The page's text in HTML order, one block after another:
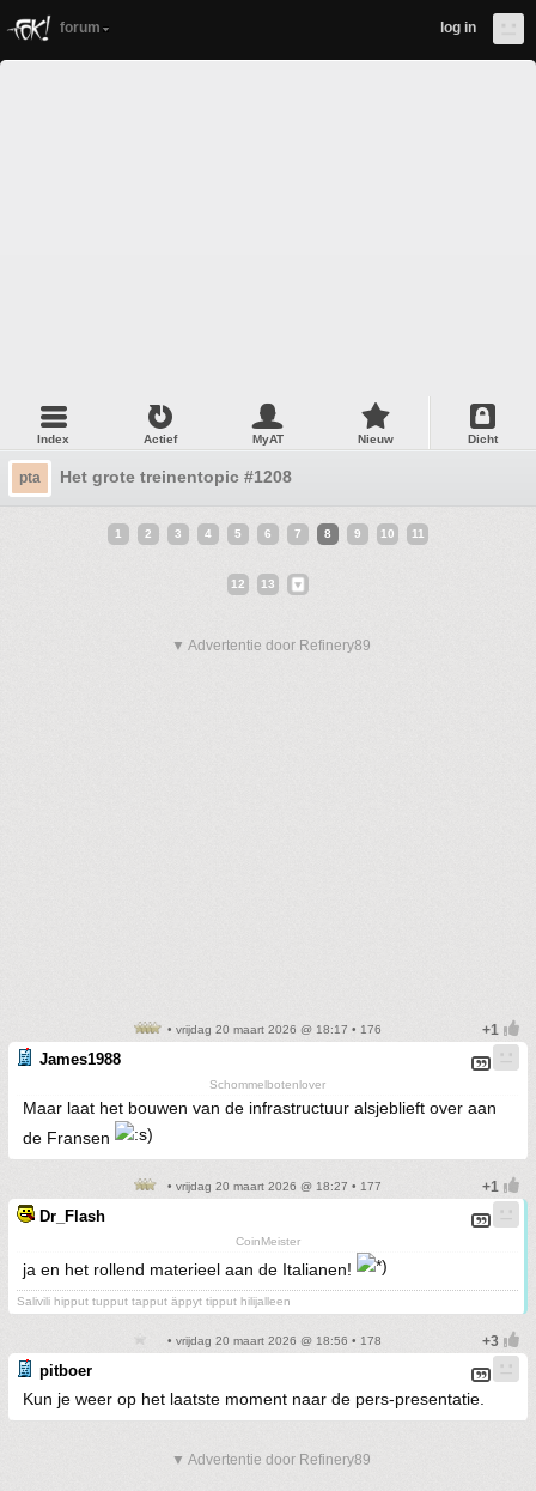
forum log in
Index Actief MyAT Nieuw Dicht
pta Het grote treinentopic #1208
1 2 3 4 5 6 7 8 9 10 11
12 13
▼ Advertentie door Refinery89
• vrijdag 20 maart 2026 @ 18:17 • 176
James1988
Schommelbotenlover
Maar laat het bouwen van de infrastructuur alsjeblieft over aan
de Fransen
• vrijdag 20 maart 2026 @ 18:27 • 177
Dr_Flash
CoinMeister
ja en het rollend materieel aan de Italianen!
Salivili hipput tupput tapput äppyt tipput hilijalleen
• vrijdag 20 maart 2026 @ 18:56 • 178
pitboer
Kun je weer op het laatste moment naar de pers-presentatie.
▼ Advertentie door Refinery89